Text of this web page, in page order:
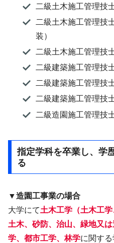
二級土木施工管理技
二級土木施工管理技
装）
二級土木施工管理技
二級建築施工管理技
二級建築施工管理技
二級建築施工管理技
二級造園施工管理技
指定学科を卒業し、学
る
▼造園工事業の場合
大学にて土木工学（土木工
土木、砂防、治山、緑地又
学、都市工学、林学に関す